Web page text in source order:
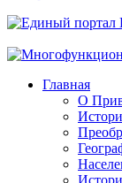
Главная
О